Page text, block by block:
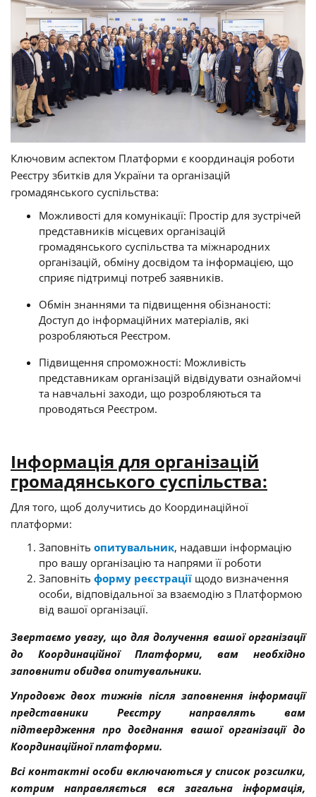
Ключовим аспектом Платформи є координація роботи
Реєстру збитків для України та організацій
громадянського суспільства:
Можливості для комунікації: Простір для зустрічей
представників місцевих організацій
громадянського суспільства та міжнародних
організацій, обміну досвідом та інформацією, що
сприяє підтримці потреб заявників.
Обмін знаннями та підвищення обізнаності:
Доступ до інформаційних матеріалів, які
розробляються Реєстром.
Підвищення спроможності: Можливість
представникам організацій відвідувати ознайомчі
та навчальні заходи, що розробляються та
проводяться Реєстром.
Інформація для організацій
громадянського суспільства:
Для того, щоб долучитись до Координаційної
платформи:
Заповніть опитувальник, надавши інформацію
про вашу організацію та напрями її роботи
Заповніть форму реєстрації щодо визначення
особи, відповідальної за взаємодію з Платформою
від вашої організації.
Звертаємо увагу, що для долучення вашої організації
до Координаційної Платформи, вам необхідно
заповнити обидва опитувальники.
Упродовж двох тижнів після заповнення інформації
представники Реєстру направлять вам
підтвердження про доєднання вашої організації до
Координаційної платформи.
Всі контактні особи включаються у список розсилки,
котрим направляється вся загальна інформація,